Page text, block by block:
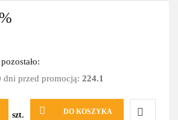
dni przed promocją: 224.1
szt. DO KOSZYKA